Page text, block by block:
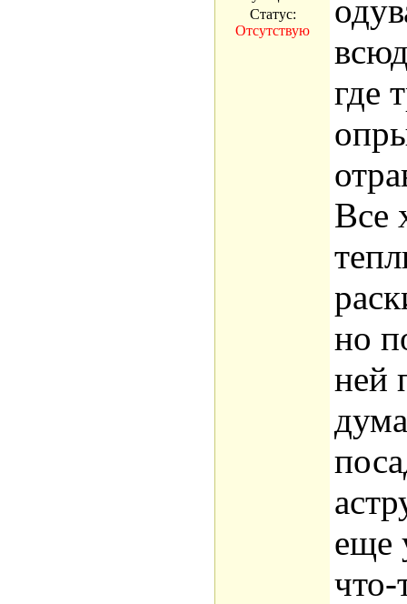
Статус:
Отсутствую
где
Все
но
ней
еще
что-